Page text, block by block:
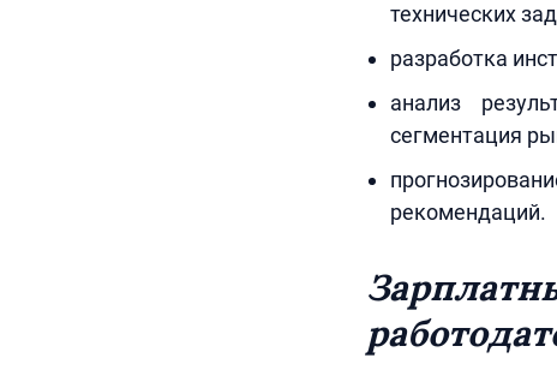
технических
разработка
анализ
сегментация
рекомендаций.